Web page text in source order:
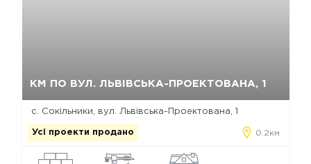
КМ ПО ВУЛ. ЛЬВІВСЬКА-ПРОЕКТОВАНА, 1
с. Сокільники, вул. Львівська-Проектована, 1
Усі проекти продано 0.2км